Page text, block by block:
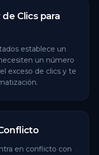
Clics para
establece un
un número
exceso de clics y te
en conflicto con